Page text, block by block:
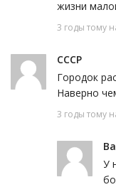
жизни
3 годы тому
СССР
Городок
Наверно
3 годы тому
У